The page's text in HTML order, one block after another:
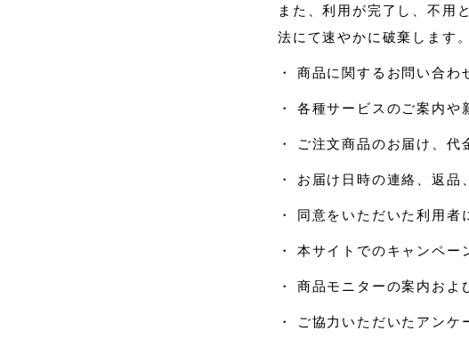
また、利用が完了し、不用
法にて速やかに破棄します。
・ 商品に関するお問い合わ
・ 各種サービスのご案内や
・ ご注文商品のお届け、代
・ お届け日時の連絡、返品
・ 同意をいただいた利用者
・ 本サイトでのキャンペー
・ 商品モニターの案内およ
・ ご協力いただいたアンケ